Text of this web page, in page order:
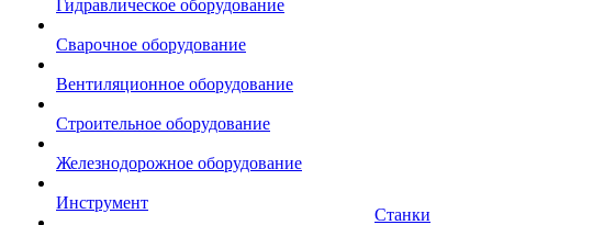
Гидравлическое оборудование
Сварочное оборудование
Вентиляционное оборудование
Строительное оборудование
Железнодорожное оборудование
Инструмент
Станки